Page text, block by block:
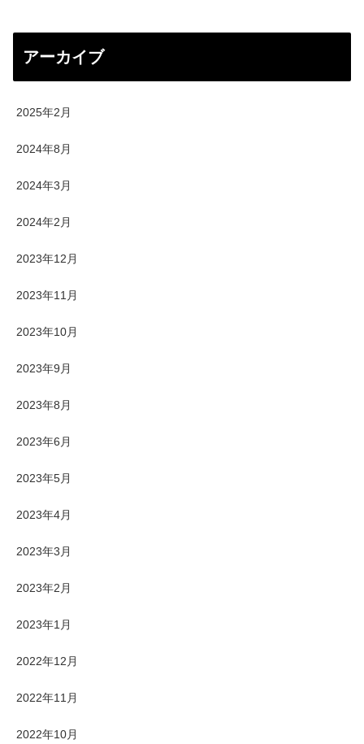
アーカイブ
2025年2月
2024年8月
2024年3月
2024年2月
2023年12月
2023年11月
2023年10月
2023年9月
2023年8月
2023年6月
2023年5月
2023年4月
2023年3月
2023年2月
2023年1月
2022年12月
2022年11月
2022年10月